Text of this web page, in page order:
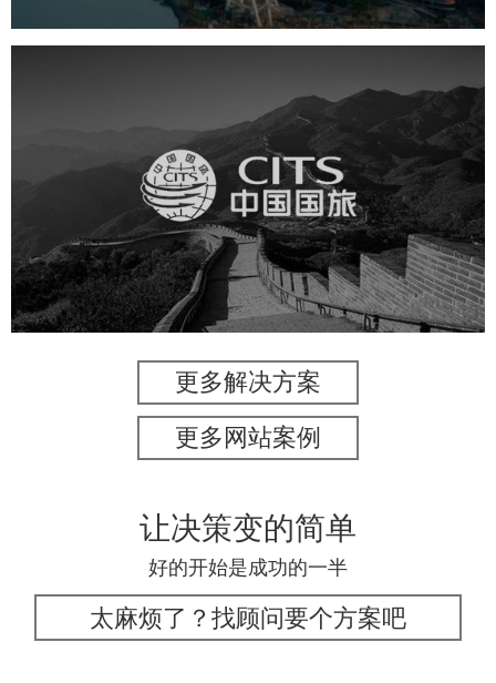
中国国旅
旅游休闲 电商网站 网站建设
更多解决方案
更多网站案例
让决策变的简单
好的开始是成功的一半
太麻烦了？找顾问要个方案吧